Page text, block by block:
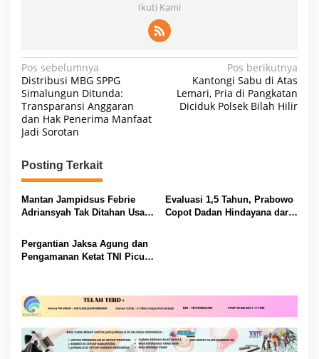
Ikuti Kami
N
a
v
i
a
s
i
o
Pos sebelumnya
Distribusi MBG SPPG
Simalungun Ditunda:
Transparansi Anggaran
dan Hak Penerima Manfaat
Jadi Sorotan
Pos berikutnya
Kantongi Sabu di Atas
Lemari, Pria di Pangkatan
Diciduk Polsek Bilah Hilir
Posting Terkait
Mantan Jampidsus Febrie
Adriansyah Tak Ditahan Usai
Kuasa Hukum: Kooperatif
Jalani Proses Hukum
Evaluasi 1,5 Tahun, Prabowo
Copot Dadan Hindayana dari
Pergantian Jaksa Agung dan
Pengamanan Ketat TNI Picu